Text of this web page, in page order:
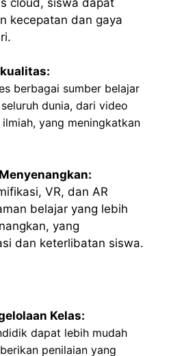
kecepatan dan gaya
berbagai sumber belajar
dunia, dari video
yang meningkatkan
VR, dan AR
belajar yang lebih
yang
dan keterlibatan siswa.
Kelas:
dapat lebih mudah
penilaian yang